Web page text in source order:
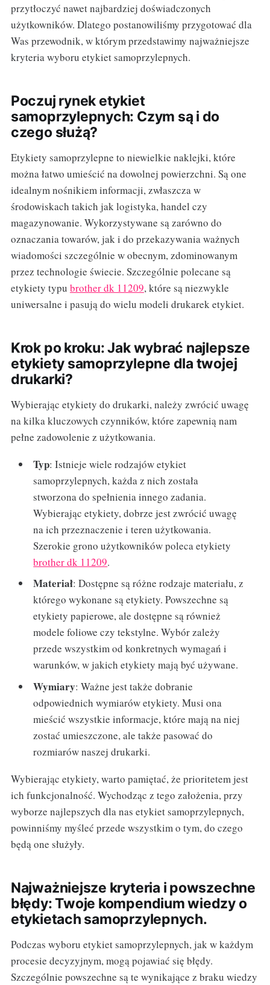
przytłoczyć nawet najbardziej doświadczonych
użytkowników. Dlatego postanowiliśmy przygotować dla
Was przewodnik, w którym przedstawimy najważniejsze
kryteria wyboru etykiet samoprzylepnych.
Poczuj rynek etykiet
samoprzylepnych: Czym są i do
czego służą?
Etykiety samoprzylepne to niewielkie naklejki, które
można łatwo umieścić na dowolnej powierzchni. Są one
idealnym nośnikiem informacji, zwłaszcza w
środowiskach takich jak logistyka, handel czy
magazynowanie. Wykorzystywane są zarówno do
oznaczania towarów, jak i do przekazywania ważnych
wiadomości szczególnie w obecnym, zdominowanym
przez technologie świecie. Szczególnie polecane są
etykiety typu brother dk 11209, które są niezwykle
uniwersalne i pasują do wielu modeli drukarek etykiet.
Krok po kroku: Jak wybrać najlepsze
etykiety samoprzylepne dla twojej
drukarki?
Wybierając etykiety do drukarki, należy zwrócić uwagę
na kilka kluczowych czynników, które zapewnią nam
pełne zadowolenie z użytkowania.
Typ: Istnieje wiele rodzajów etykiet
samoprzylepnych, każda z nich została
stworzona do spełnienia innego zadania.
Wybierając etykiety, dobrze jest zwrócić uwagę
na ich przeznaczenie i teren użytkowania.
Szerokie grono użytkowników poleca etykiety
brother dk 11209.
Materiał: Dostępne są różne rodzaje materiału, z
którego wykonane są etykiety. Powszechne są
etykiety papierowe, ale dostępne są również
modele foliowe czy tekstylne. Wybór zależy
przede wszystkim od konkretnych wymagań i
warunków, w jakich etykiety mają być używane.
Wymiary: Ważne jest także dobranie
odpowiednich wymiarów etykiety. Musi ona
mieścić wszystkie informacje, które mają na niej
zostać umieszczone, ale także pasować do
rozmiarów naszej drukarki.
Wybierając etykiety, warto pamiętać, że prioritetem jest
ich funkcjonalność. Wychodząc z tego założenia, przy
wyborze najlepszych dla nas etykiet samoprzylepnych,
powinniśmy myśleć przede wszystkim o tym, do czego
będą one służyły.
Najważniejsze kryteria i powszechne
błędy: Twoje kompendium wiedzy o
etykietach samoprzylepnych.
Podczas wyboru etykiet samoprzylepnych, jak w każdym
procesie decyzyjnym, mogą pojawiać się błędy.
Szczególnie powszechne są te wynikające z braku wiedzy